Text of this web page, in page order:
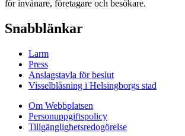
för invånare, företagare och besökare.
Snabblänkar
Larm
Press
Anslagstavla för beslut
Visselblåsning i Helsingborgs stad
Om Webbplatsen
Personuppgiftspolicy
Tillgänglighetsredogörelse